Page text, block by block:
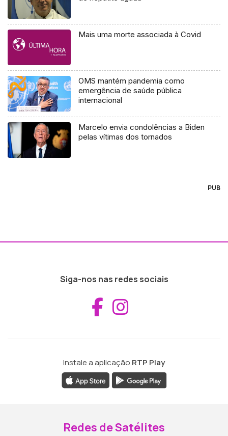
Mais uma morte associada à Covid
OMS mantém pandemia como
emergência de saúde pública
internacional
Marcelo envia condolências a Biden
pelas vítimas dos tornados
PUB
Siga-nos nas redes sociais
Aceder ao
Instale a aplicação RTP Play
Redes de Satélites